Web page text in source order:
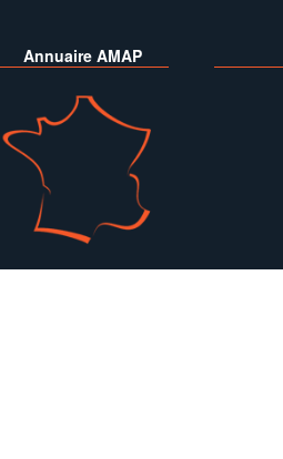
Annuaire AMAP